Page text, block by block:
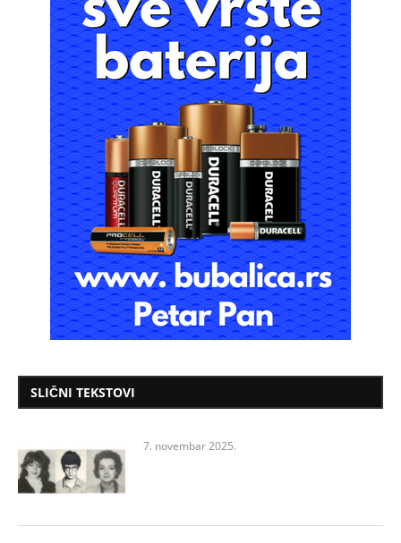
SLIČNI TEKSTOVI
7. novembar 2025.